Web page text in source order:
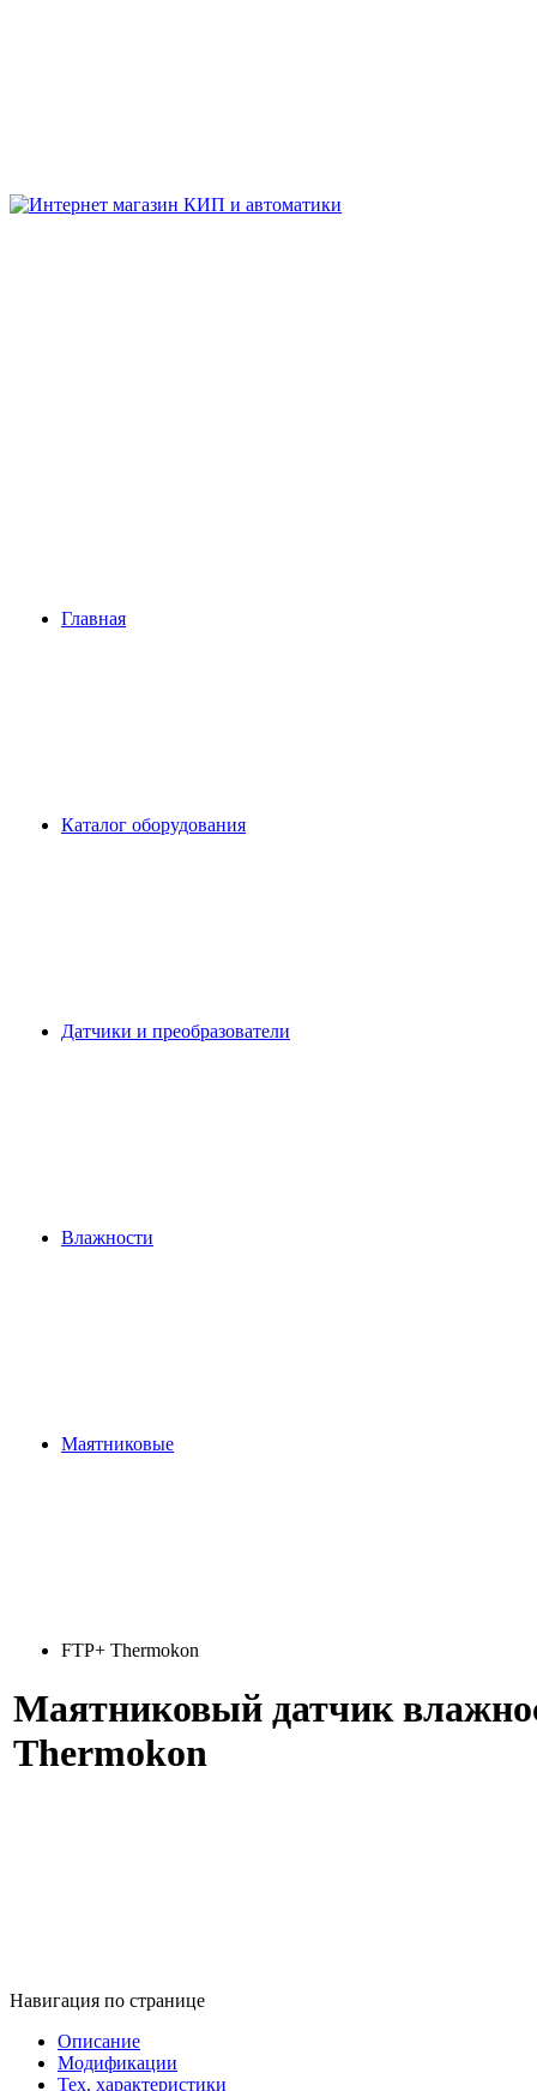
Главная
Каталог оборудования
Датчики и преобразователи
Влажности
Маятниковые
FTP+ Thermokon
Маятниковый датчик
Thermokon
Навигация по странице
Описание
Модификации
Тех. характеристики